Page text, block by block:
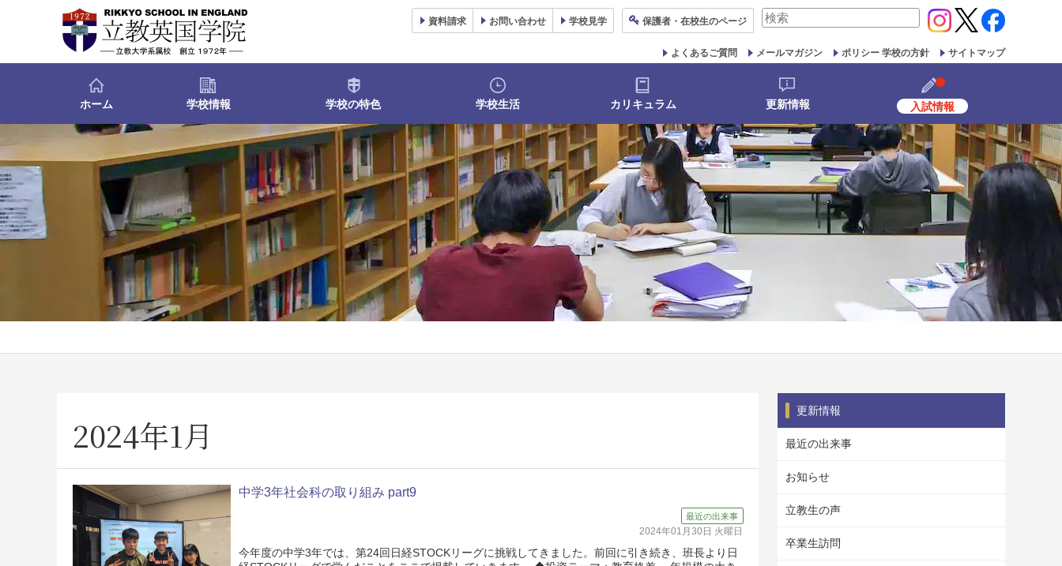
資料請求 お問い合わせ 学校見学 保護者 ・在校生のページ
検
対
象:
よくあるご質問 メールマガジン ポリシー 学校の方針 サイトマップ
ホーム 学校情報 学校の特色 学校生活 カリキュラム 更新情報 入試情報
2024年1月
中学3年社会科の取り組み part9
最近の出来事
2024年01月30日 火曜日
今年度の中学3年では、第24回日経STOCKリーグに挑戦してきました。前回に引き続き、班長より日
更新情報
最近の出来事
お知らせ
立教生の声
卒業生訪問